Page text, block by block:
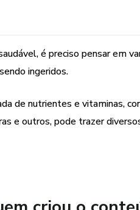
é preciso pensar em
ingeridos.
de nutrientes e vitaminas,
e outros, pode trazer